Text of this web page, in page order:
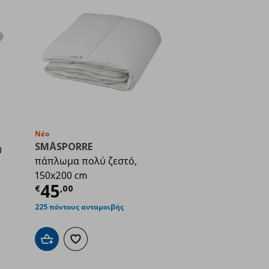
€ 24,99
Νέο
SMÅSPORRE
πάπλωμα πολύ ζεστό,
150x200 cm
€45,00
Τρέχουσα τιμή
225 πόντους ανταμοιβής
Προσθήκη στο καλάθι
Προσθήκη στα αγαπημένα